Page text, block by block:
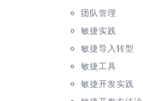
团队管理
敏捷实践
敏捷导入转型
敏捷工具
敏捷开发实践